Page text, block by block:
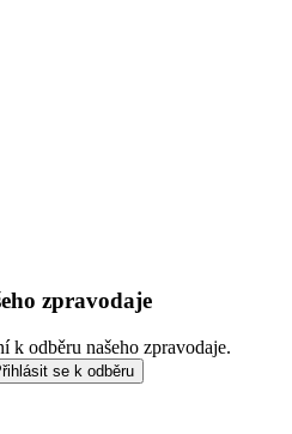
zpravodaje
k odběru našeho zpravodaje.
se k odběru